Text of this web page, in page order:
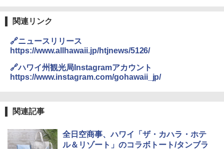
地球の歩き方 スター・ウォーズ
￥2,695
￥1,540
500002(88859)
￥8,991
防災用品 長期保存可能 緊急時用 日本国内発
送
￥3,680
￥6,459
関連リンク
🔗ニュースリリース
https://www.allhawaii.jp/htjnews/5126/
🔗ハワイ州観光局Instagramアカウント
https://www.instagram.com/gohawaii_jp/
関連記事
全日空商事、ハワイ「ザ・カハラ・ホテ
ル＆リゾート」のコラボトート/タンブラ